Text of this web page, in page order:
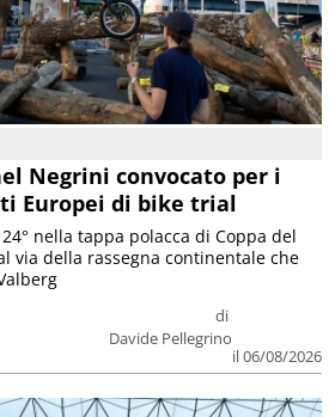
Negrini convocato per i
Europei di bike trial
di
Davide Pellegrino
il 06/08/2026
nella tappa polacca di Coppa del
via della rassegna continentale che